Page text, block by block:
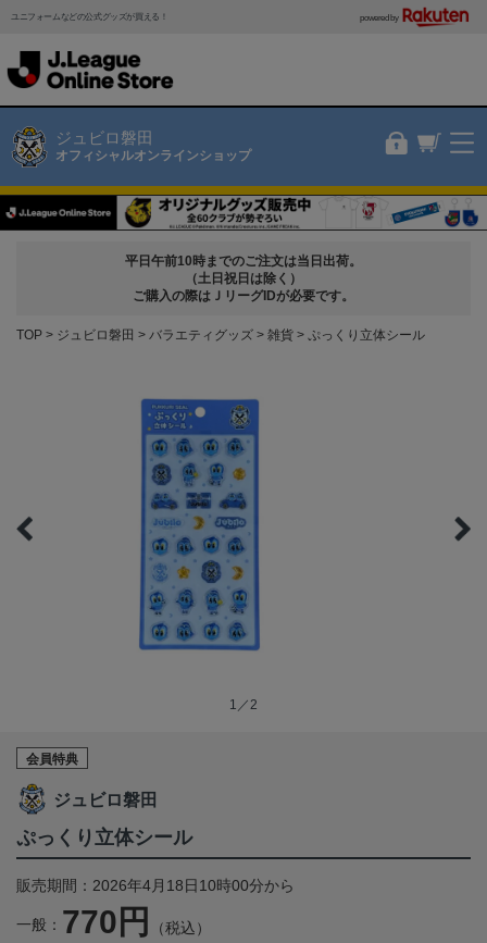
ユニフォームなどの公式グッズが買える！ powered by
ジュビロ磐田
オフィシャルオンラインショップ
平日午前10時までのご注文は当日出荷。
（土日祝日は除く）
ご購入の際はＪリーグIDが必要です。
TOP ジュビロ磐田 バラエティグッズ 雑貨 ぷっくり立体シール
1／2
会員特典
ジュビロ磐田
ぷっくり立体シール
販売期間：2026年4月18日10時00分から
一般： 770円 （税込）